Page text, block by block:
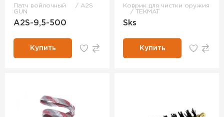
Патч войлочный
A2S
GUN
A2S-9,5-500
Купить
Коврик для чистки оружия
TEKMAT
Sks
Купить